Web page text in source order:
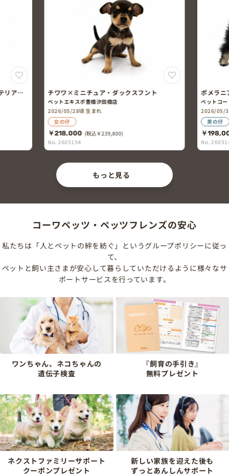
リア× チワワ×ミニチュア・ダックスフント
ペットエキスポ豊橋汐田橋店
2026/05/28頃 生まれ
女の仔
￥218,000 (税込￥239,800)
No. 2605154
ポメラ
ペットコ
2026/05/
男の仔
￥
No.
もっと見る
コーワペッツ・ペッツフレンズの安心
私たちは「人とペットの絆を紡ぐ」というグループポリシーに従っ
て、
ペットと飼い主さまが安心して暮らしていただけるように様々なサ
ポートサービスを行っています。
ワンちゃん、ネコちゃんの
遺伝子検査
『飼育の手引き』
無料プレゼント
ネクストファミリーサポート
クーポンプレゼント
新しい家族を迎えた後も
ずっとあんしんサポート